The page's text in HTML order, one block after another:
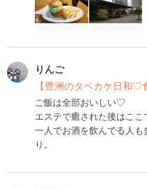
りんご
【豊洲のタベカケ日和♡
ご飯は全部おいしい♡
エステで癒された後はここ
一人でお酒を飲んでる人
り。